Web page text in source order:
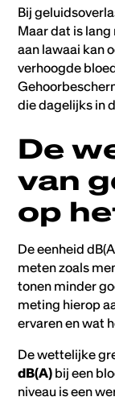
Bij
Maar dat is
aan lawaai kan
verhoogde
die dagelijks in
De
van
op
De eenheid
meten zoals
tonen minder
meting hierop
ervaren en wat
De wettelijke
dB(A) bij een
niveau is een